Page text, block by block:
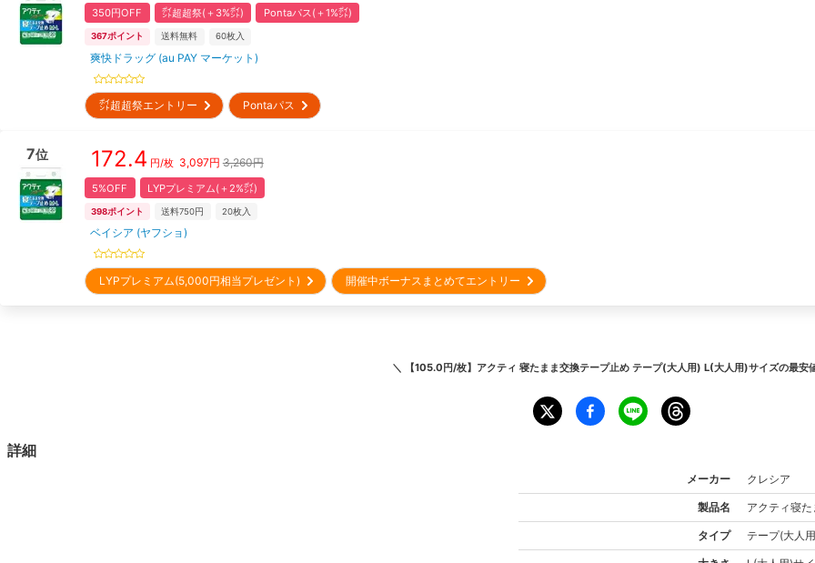
350円OFF ㌽超超祭(＋3%㌽) Pontaパス(＋1%㌽)
367ポイント 送料無料 60枚入
爽快ドラッグ (au PAY マーケット)
㌽超超祭エントリー Pontaパス
7位 172.4 円/枚 3,097円 3,260円
5%OFF LYPプレミアム(＋2%㌽)
398ポイント 送料750円 20枚入
ベイシア (ヤフショ)
LYPプレミアム(5,000円相当プレゼント) 開催中ボーナスまとめてエントリー
＼ 【105.0円/枚】アクティ 寝たまま交換テープ止め テープ(大人用) L(大人用)サイズの最安
詳細
メーカー クレシア
製品名 アクティ寝た
タイプ テープ(大人